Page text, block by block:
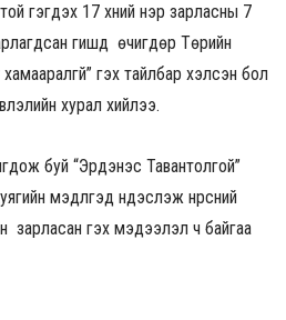
гэгдэх 17 хүний нэр зарласны 7
гишүүд өчигдөр Төрийн
хамааралгүй” гэх тайлбар хэлсэн бол
хурал хийлээ.
буй “Эрдэнэс Тавантолгой”
мэдүүлгэд үндэслэж нүүрсний
зарласан гэх мэдээлэл ч байгаа